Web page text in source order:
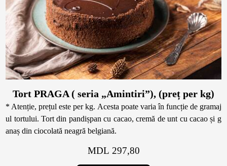
Biscuiți personalizați
Plăcinte
Amami - Zero Zahǎr
Prăjituri
Tort PRAGA ( seria „Amintiri”), (preț per kg)
* Atenție, prețul este per kg. Acesta poate varia în funcție de gramaj
ul tortului. Tort din pandișpan cu cacao, cremă de unt cu cacao și g
anaș din ciocolată neagră belgiană.
MDL 297,80